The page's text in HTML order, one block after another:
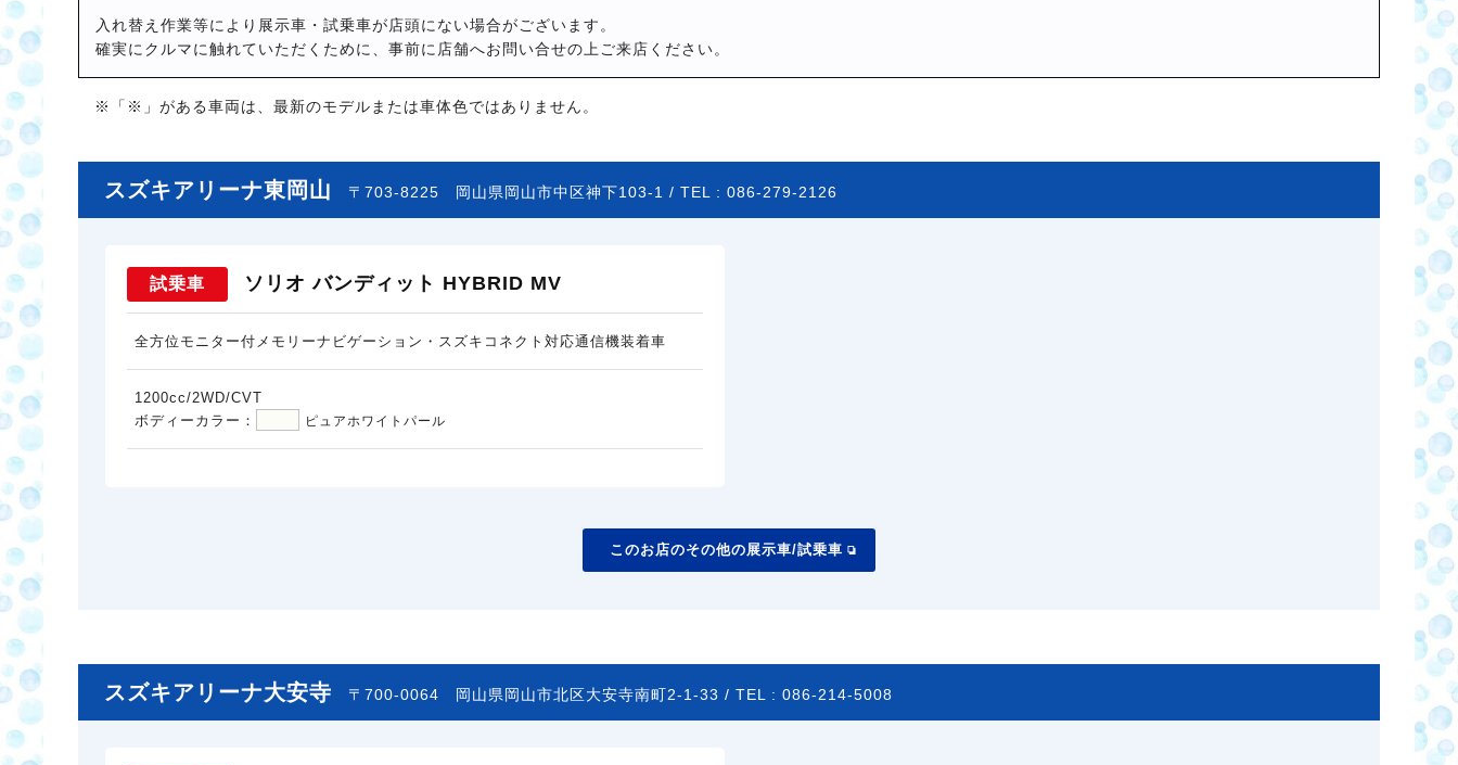
入れ替え作業等により展示車・試乗車が店頭にない場合がございます。
確実にクルマに触れていただくために、事前に店舗へお問い合せの上ご来店ください。
※「※」がある車両は、最新のモデルまたは車体色ではありません。
スズキアリーナ東岡山 〒703-8225 岡山県岡山市中区神下103-1 / TEL : 086-279-2126
試乗車 ソリオ バンディット HYBRID MV
全方位モニター付メモリーナビゲーション・スズキコネクト対応通信機装着車
1200cc/2WD/CVT
ボディーカラー：
ピュアホワイトパール
このお店のその他の展示車/試乗車
スズキアリーナ大安寺 〒700-0064 岡山県岡山市北区大安寺南町2-1-33 / TEL : 086-214-5008